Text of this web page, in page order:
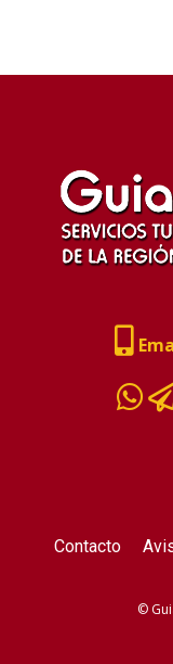
Contacto
©